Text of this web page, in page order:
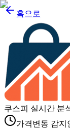
홈으로
쿠스피 실시간 분
가격변동 감지